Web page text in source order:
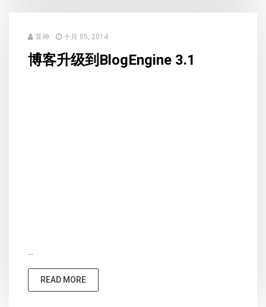
算神 十月 05, 2014
博客升级到BlogEngine 3.1
...
READ MORE